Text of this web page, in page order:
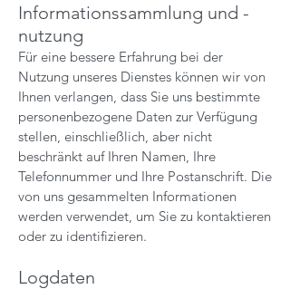
Informationssammlung und -
nutzung
Für eine bessere Erfahrung bei der
Nutzung unseres Dienstes können wir von
Ihnen verlangen, dass Sie uns bestimmte
personenbezogene Daten zur Verfügung
stellen, einschließlich, aber nicht
beschränkt auf Ihren Namen, Ihre
Telefonnummer und Ihre Postanschrift. Die
von uns gesammelten Informationen
werden verwendet, um Sie zu kontaktieren
oder zu identifizieren.
Logdaten